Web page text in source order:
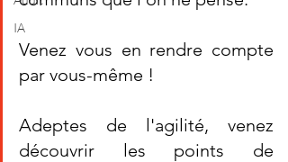
IA
Venez vous en rendre compte
par vous-même !
Adeptes de l'agilité, venez
découvrir les points de